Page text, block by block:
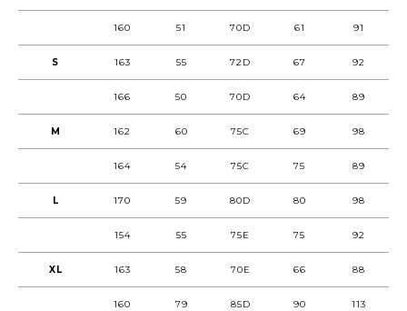
160 51 70D 61 91
S 163 55 72D 67 92
166 50 70D 64 89
M 162 60 75C 69 98
164 54 75C 75 89
L 170 59 80D 80 98
154 55 75E 75 92
XL 163 58 70E 66 88
160 79 85D 90 113